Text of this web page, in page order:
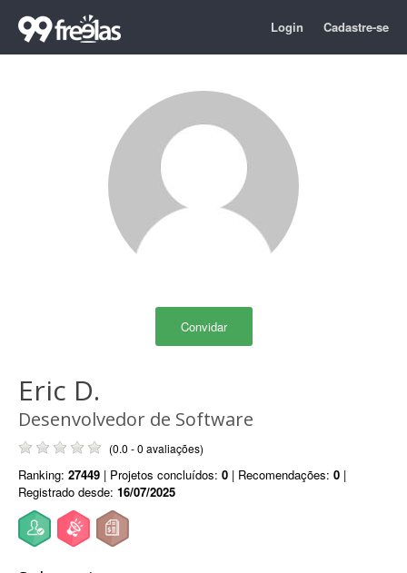
Login Cadastre-se
Convidar
Eric D.
Desenvolvedor de Software
(0.0 - 0 avaliações)
Ranking: 27449 | Projetos concluídos: 0 | Recomendações: 0 |
Registrado desde: 16/07/2025